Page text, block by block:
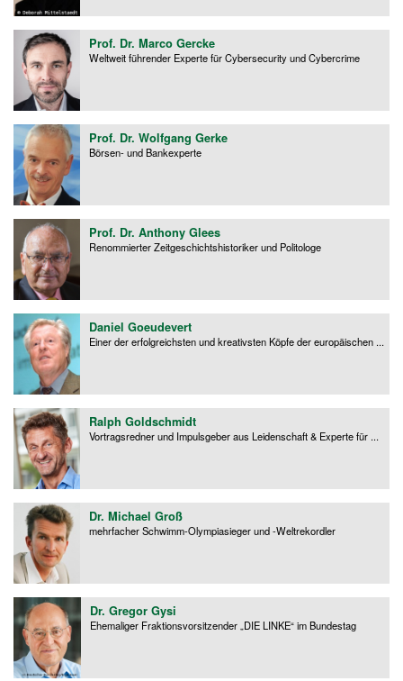
Prof. Dr. Marco Gercke
Weltweit führender Experte für Cybersecurity und Cybercrime
Prof. Dr. Wolfgang Gerke
Börsen- und Bankexperte
Prof. Dr. Anthony Glees
Renommierter Zeitgeschichtshistoriker und Politologe
Daniel Goeudevert
Einer der erfolgreichsten und kreativsten Köpfe der europäischen ...
Ralph Goldschmidt
Vortragsredner und Impulsgeber aus Leidenschaft & Experte für ...
Dr. Michael Groß
mehrfacher Schwimm-Olympiasieger und -Weltrekordler
Dr. Gregor Gysi
Ehemaliger Fraktionsvorsitzender „DIE LINKE“ im Bundestag